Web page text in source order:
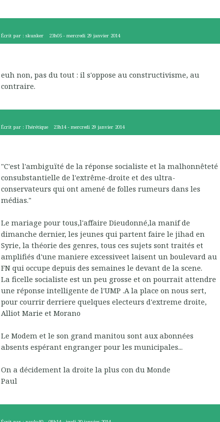
Écrit par : skunker 23h05 -mercredi 29 janvier 2014
euh non, pas du tout : il s'oppose au constructivisme, au
contraire.
Écrit par : l'hérétique 23h14 -mercredi 29 janvier 2014
"C'est l'ambiguïté de la réponse socialiste et la malhonnêteté
consubstantielle de l'extrême-droite et des ultra-
conservateurs qui ont amené de folles rumeurs dans les
médias."
Le mariage pour tous,l'affaire Dieudonné,la manif de
dimanche dernier, les jeunes qui partent faire le jihad en
Syrie, la théorie des genres, tous ces sujets sont traités et
amplifiés d'une maniere excessiveet laisent un boulevard au
FN qui occupe depuis des semaines le devant de la scene.
La ficelle socialiste est un peu grosse et on pourrait attendre
une réponse intelligente de l'UMP .A la place on nous sert,
pour courrir derriere quelques electeurs d'extreme droite,
Alliot Marie et Morano
Le Modem et le son grand manitou sont aux abonnées
absents espérant engranger pour les municipales...
On a décidement la droite la plus con du Monde
Paul